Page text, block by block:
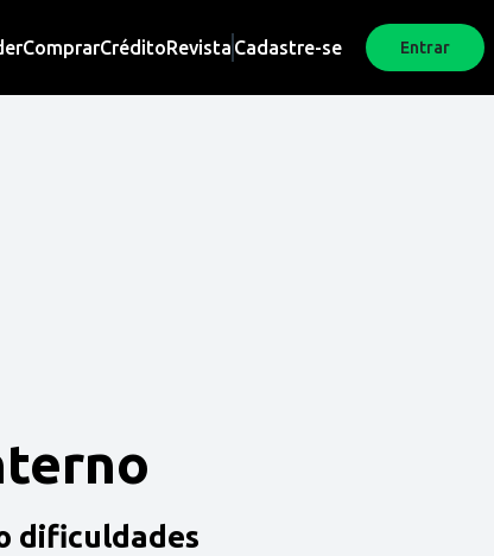
ComprarCréditoRevista Cadastre-se Entrar
dificuldades